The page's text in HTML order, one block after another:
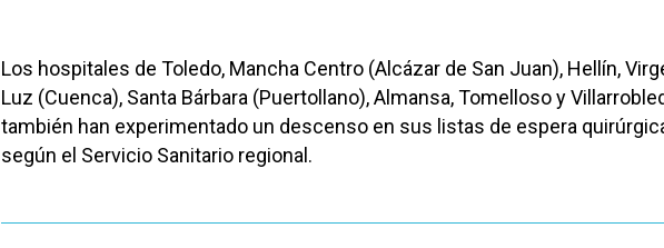
Los hospitales de Toledo, Mancha Centro (Alcázar de San Juan), Hellín,
Luz (Cuenca), Santa Bárbara (Puertollano), Almansa, Tomelloso y
también han experimentado un descenso en sus listas de espera
según el Servicio Sanitario regional.